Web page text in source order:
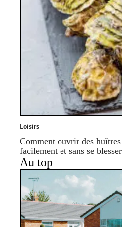
Loisirs
Comment ouvrir des
facilement et sans se blesser
Au top